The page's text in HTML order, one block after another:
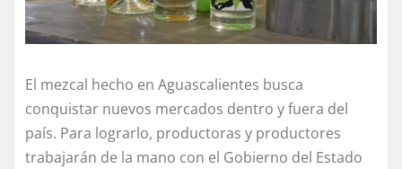
El mezcal hecho en Aguascalientes busca
conquistar nuevos mercados dentro y fuera del
país. Para lograrlo, productoras y productores
trabajarán de la mano con el Gobierno del Estado